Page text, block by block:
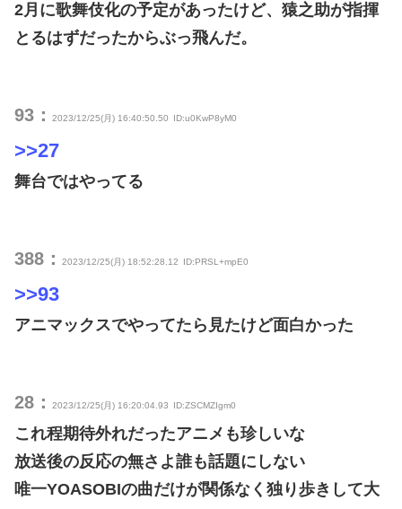
2月に歌舞伎化の予定があったけど、猿之助が指揮
とるはずだったからぶっ飛んだ。
93： 2023/12/25(月) 16:40:50.50 ID:u0KwP8yM0
>>27
舞台ではやってる
388： 2023/12/25(月) 18:52:28.12 ID:PRSL+mpE0
>>93
アニマックスでやってたら見たけど面白かった
28： 2023/12/25(月) 16:20:04.93 ID:ZSCMZIgm0
これ程期待外れだったアニメも珍しいな
放送後の反応の無さよ誰も話題にしない
唯一YOASOBIの曲だけが関係なく独り歩きして大